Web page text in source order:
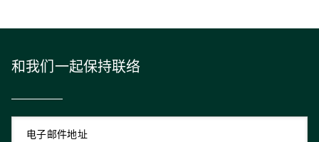
和我们一起保持联络